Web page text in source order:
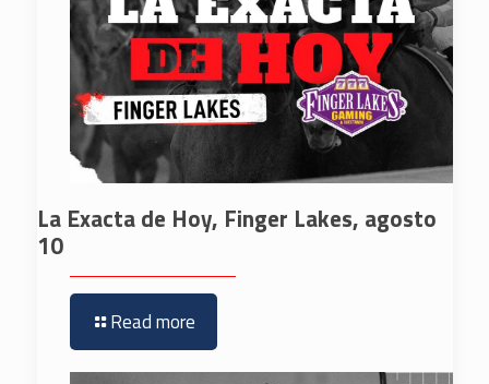
La Exacta de Hoy, Finger Lakes, agosto
10
Read more